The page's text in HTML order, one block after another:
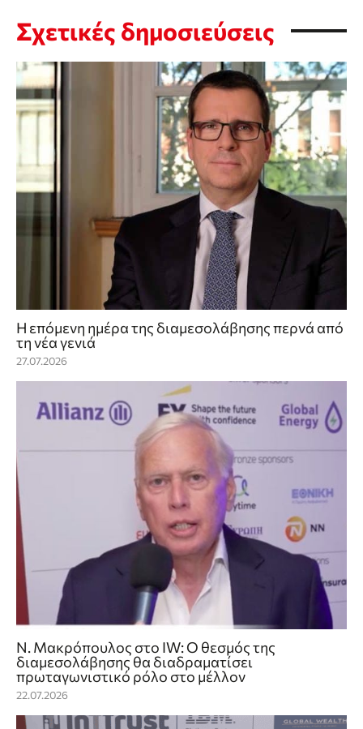
Σχετικές δημοσιεύσεις
Η επόμενη ημέρα της διαμεσολάβησης περνά από
τη νέα γενιά
27.07.2026
Ν. Μακρόπουλος στο IW: O θεσμός της
διαμεσολάβησης θα διαδραματίσει
πρωταγωνιστικό ρόλο στο μέλλον
22.07.2026